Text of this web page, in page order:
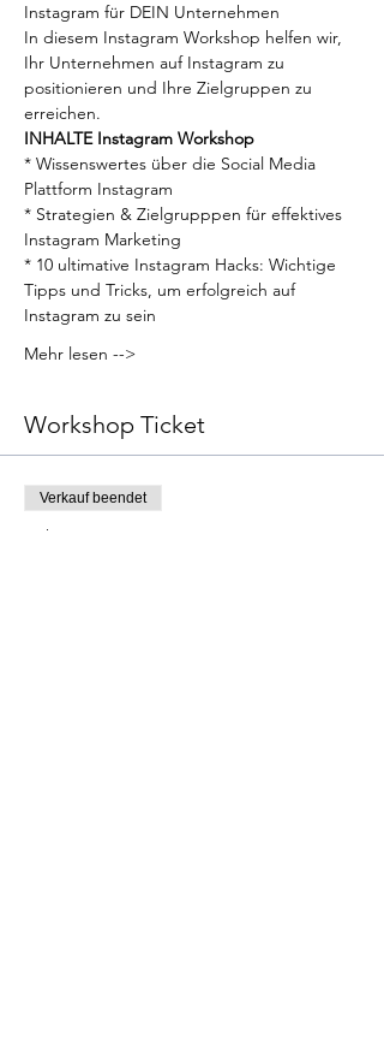
Instagram für DEIN Unternehmen
In diesem Instagram Workshop helfen wir,
Ihr Unternehmen auf Instagram zu
positionieren und Ihre Zielgruppen zu
erreichen.
INHALTE Instagram Workshop
* Wissenswertes über die Social Media
Plattform Instagram
* Strategien & Zielgrupppen für effektives
Instagram Marketing
* 10 ultimative Instagram Hacks: Wichtige
Tipps und Tricks, um erfolgreich auf
Instagram zu sein
Mehr lesen -->
Workshop Ticket
Verkauf beendet
Tickettyp